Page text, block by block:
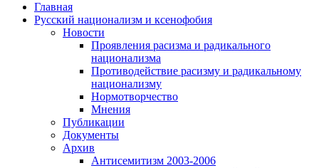
Главная
Русский национализм и ксенофобия
Новости
Проявления расизма и радикального
национализма
Противодействие расизму и радикальному
национализму
Нормотворчество
Мнения
Публикации
Документы
Архив
Антисемитизм 2003-2006